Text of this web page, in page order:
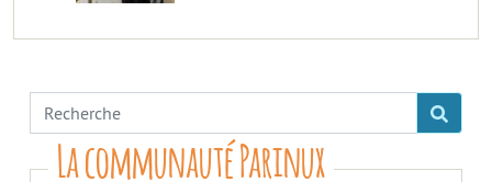
La communauté Parinux